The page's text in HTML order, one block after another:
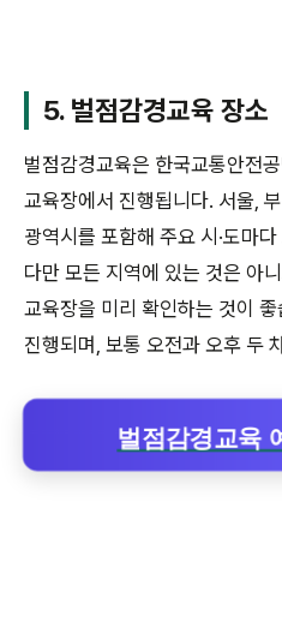
5. 벌점감경교육 장소
벌점감경교육은 한국교통안전
교육장에서 진행됩니다. 서울,
광역시를 포함해 주요 시·도마
다만 모든 지역에 있는 것은 아
교육장을 미리 확인하는 것이
진행되며, 보통 오전과 오후 두
벌점감경교육